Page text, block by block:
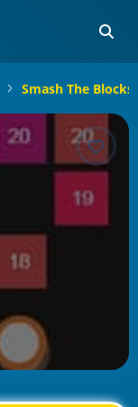
Smash The Blocks